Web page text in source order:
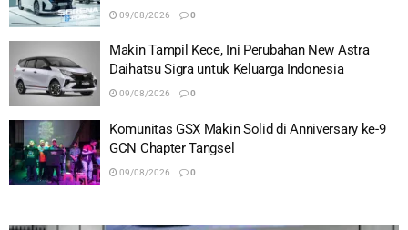
09/08/2026 0
Makin Tampil Kece, Ini Perubahan New Astra
Daihatsu Sigra untuk Keluarga Indonesia
09/08/2026 0
Komunitas GSX Makin Solid di Anniversary ke-9
GCN Chapter Tangsel
09/08/2026 0